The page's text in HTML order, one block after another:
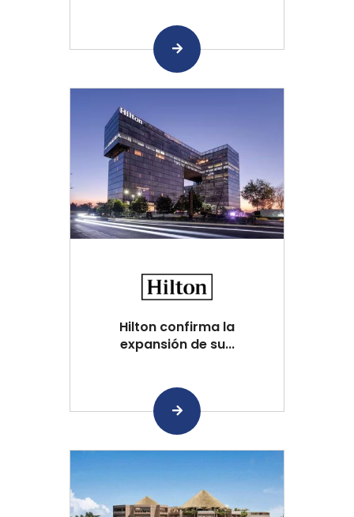
Hilton confirma la
expansión de su...